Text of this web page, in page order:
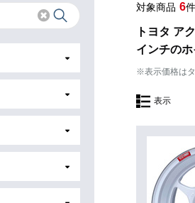
対象商品 6件
トヨタ ア
インチの
※表示価格はタ
表示